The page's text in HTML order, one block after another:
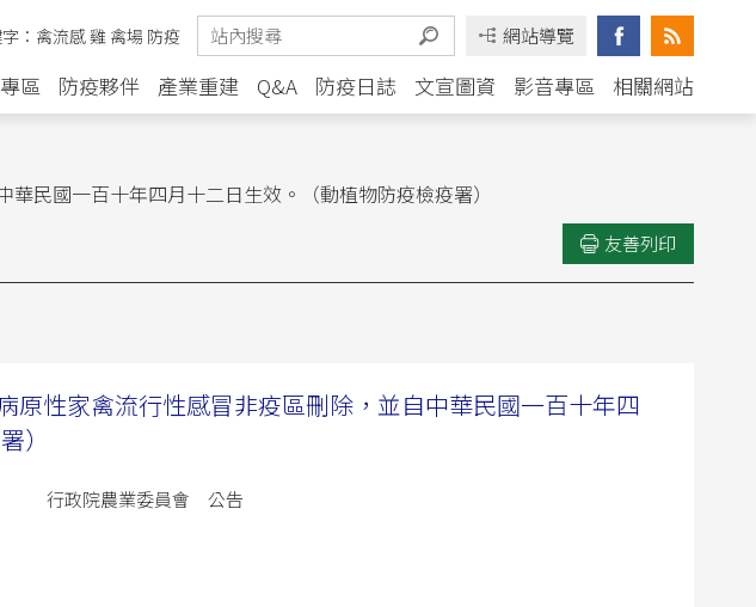
： 禽流感雞 禽場 防疫 網站導覽
區 防疫夥伴 產業重建 Q&A 防疫日誌 文宣圖資 影音專區 相關網站
民國一百十年四月十二日生效。（動植物防疫檢疫署）
友善列印
原性家禽流行性感冒非疫區刪除，並自中華民國一百十年四
）
行政院農業委員會 公告